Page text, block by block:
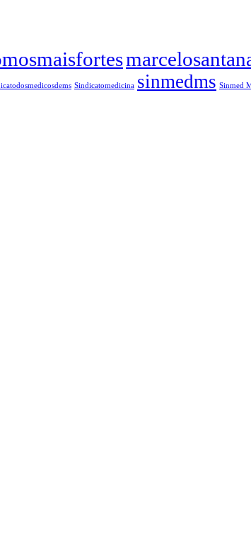
Sindicatomedicina sinmedms Sinmed